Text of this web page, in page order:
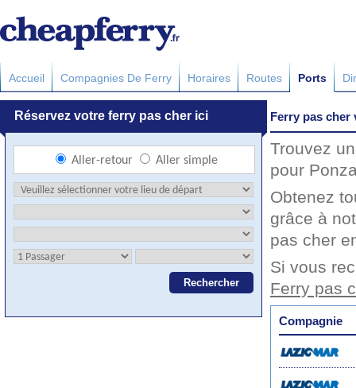
Accueil Compagnies De Ferry Horaires Routes Ports
Ferry pas cher
Trouvez
pour
Obtenez
grâce à
pas cher
Si vous
Ferry pas
Compagnie